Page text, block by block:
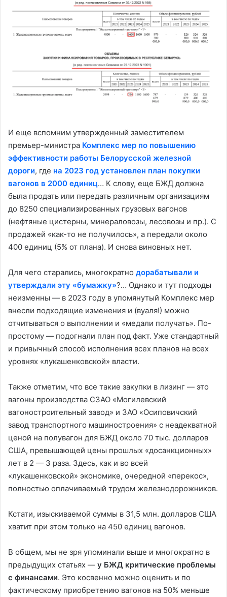
И еще вспомним утвержденный заместителем
премьер-министра Комплекс мер по повышению
эффективности работы Белорусской железной
дороги, где на 2023 год установлен план покупки
вагонов в 2000 единиц… К слову, еще БЖД должна
была продать или передать различным организациям
до 8250 специализированных грузовых вагонов
(нефтяные цистерны, минераловозы, лесовозы и пр.). С
продажей «как-то не получилось», а передали около
400 единиц (5% от плана). И снова виновных нет.
Для чего старались, многократно дорабатывали и
утверждали эту «бумажку»?… Однако и тут подходы
неизменны — в 2023 году в упомянутый Комплекс мер
внесли подходящие изменения и (вуаля!) можно
отчитываться о выполнении и «медали получать». По-
простому — подогнали план под факт. Уже стандартный
и привычный способ исполнения всех планов на всех
уровнях «лукашенковской» власти.
Также отметим, что все такие закупки в лизинг — это
вагоны производства СЗАО «Могилевский
вагоностроительный завод» и ЗАО «Осиповичский
завод транспортного машиностроения» с неадекватной
ценой на полувагон для БЖД около 70 тыс. долларов
США, превышающей цены прошлых «досанкционных»
лет в 2 — 3 раза. Здесь, как и во всей
«лукашенковской» экономике, очередной «перекос»,
полностью оплачиваемый трудом железнодорожников.
Кстати, изыскиваемой суммы в 31,5 млн. долларов США
хватит при этом только на 450 единиц вагонов.
В общем, мы не зря упоминали выше и многократно в
предыдущих статьях — у БЖД критические проблемы
с финансами. Это косвенно можно оценить и по
фактическому приобретению вагонов на 50% меньше